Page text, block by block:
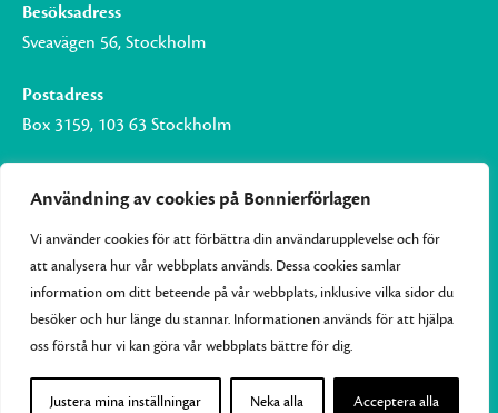
Användning av cookies på Bonnierförlagen
Vi använder cookies för att förbättra din användarupplevelse och för
att analysera hur vår webbplats används. Dessa cookies samlar
information om ditt beteende på vår webbplats, inklusive vilka sidor du
besöker och hur länge du stannar. Informationen används för att hjälpa
oss förstå hur vi kan göra vår webbplats bättre för dig.
Justera mina inställningar Neka alla Acceptera alla
Besöksadress
Sveavägen 56, Stockholm
Postadress
Box 3159, 103 63 Stockholm
Om Bonnierförlagen
Cookies
Integritetspolicy